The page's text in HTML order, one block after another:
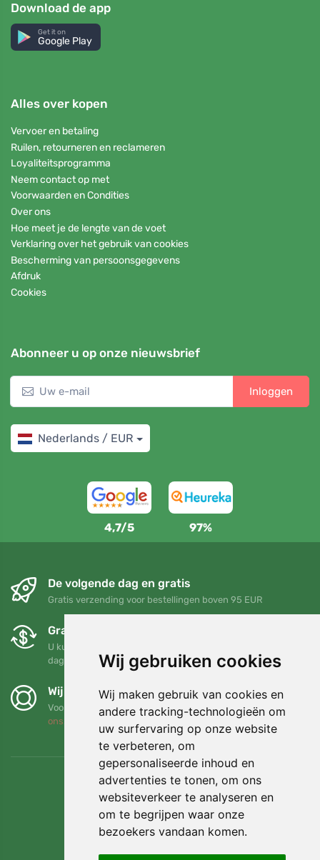
Wij gebruiken cookies
Wij maken gebruik van cookies en
andere tracking-technologieën om
uw surfervaring op onze website
te verbeteren, om
gepersonaliseerde inhoud en
advertenties te tonen, om ons
websiteverkeer te analyseren en
om te begrijpen waar onze
bezoekers vandaan komen.
Download de app
Get it on
Google Play
Alles over kopen
Vervoer en betaling
Ruilen, retourneren en reclameren
Loyaliteitsprogramma
Neem contact op met
Voorwaarden en Condities
Over ons
Hoe meet je de lengte van de voet
Verklaring over het gebruik van cookies
Bescherming van persoonsgegevens
Afdruk
Cookies
Abonneer u op onze nieuwsbrief
Inloggen
Nederlands / EUR
4,7/5 97%
De volgende dag en gratis
Gratis verzending voor bestellingen boven 95 EUR
Gratis ruilen en retourneren
U kunt uw bestelling op elk gewenst moment binnen 90
dagen retourneren of ruilen
Wij steunen Trees.org
Voor elke bestelling planten we een boom! Lees meer Over
ons